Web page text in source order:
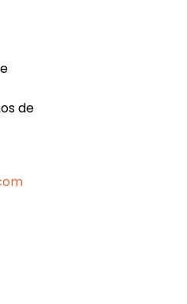
de